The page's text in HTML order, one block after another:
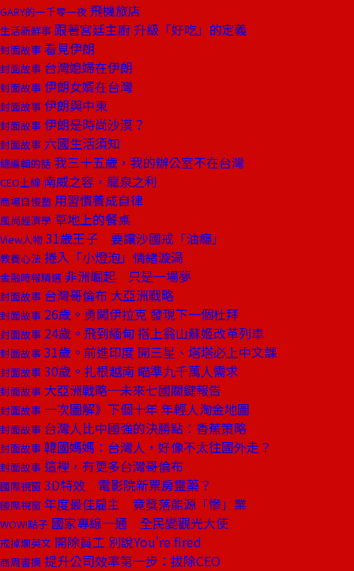
GARY的一千零一夜 飛機旅店
生活新鮮事 跟著宮廷主廚 升級「好吃」的定義
封面故事 看見伊朗
封面故事 台灣媳婦在伊朗
封面故事 伊朗女婿在台灣
封面故事 伊朗與中東
封面故事 伊朗是時尚沙漠？
封面故事 六國生活須知
總編輯的話 我三十五歲，我的辦公室不在台灣
CEO上線 南威之容，龍泉之利
商場自慢塾 用習慣養成自律
風尚經濟學 草地上的餐桌
View人物 31歲王子 要讓沙國戒「油癮」
教養心法 捲入「小燈泡」情緒漩渦
金融時報精選 非洲崛起 只是一場夢
封面故事 台灣哥倫布 大亞洲戰略
封面故事 26歲。勇闖伊拉克 發現下一個杜拜
封面故事 24歲。飛到緬甸 搭上翁山蘇姬改革列車
封面故事 31歲。前進印度 開三星、塔塔必上中文課
封面故事 30歲。扎根越南 瞄準九千萬人需求
封面故事 大亞洲戰略─未來七國關鍵報告
封面故事 一次圖解》下個十年 年輕人淘金地圖
封面故事 台灣人比中國強的決勝點：香蕉策略
封面故事 韓國媽媽：台灣人，好像不太往國外走？
封面故事 這裡，有更多台灣哥倫布
國際視窗 3D特效 電影院新票房靈藥？
國際視窗 年度最佳雇主 竟獎落能源「慘」業
WOW!點子 國家專線一通 全民變觀光大使
戒掉爛英文 開除員工 別說You're fired
商周書摘 提升公司效率第一步：拔除CEO